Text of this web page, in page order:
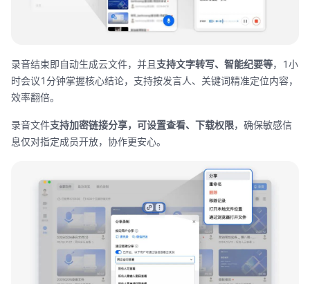
录音结束即自动生成云文件，并且支持文字转写、智能纪要等， 1小
时会议1分钟掌握核心结论，支持按发言人、关键词精准定位内容，
效率翻倍。
录音文件支持加密链接分享，可设置查看、下载权限，确保敏感信
息仅对指定成员开放，协作更安心。